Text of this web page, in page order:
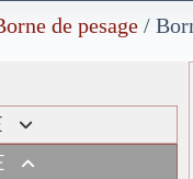
de pesage /